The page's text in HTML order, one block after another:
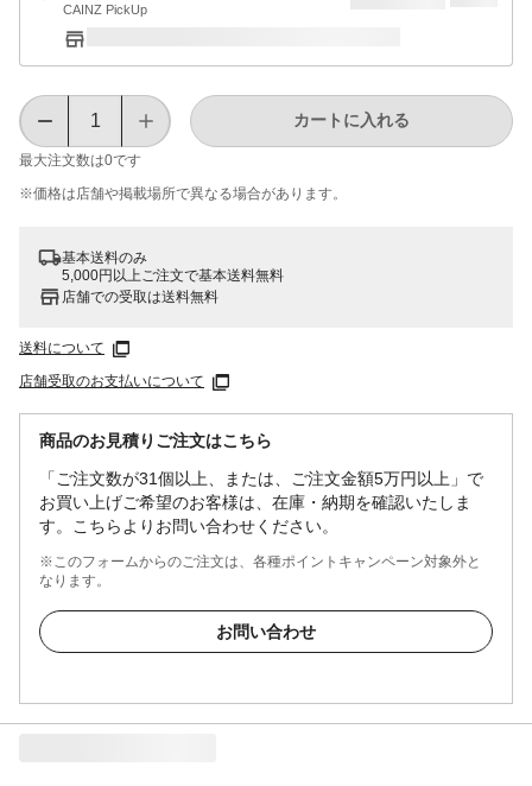
CAINZ PickUp
最大注文数は0です
カートに入れる
※価格は​店舗や​掲載場所で​異なる​場合が​あります。
基本送料のみ
5,000円以上ご注文で基本送料無料
店舗での受取は送料無料
送料について
店舗受取のお支払いについて
商品のお見積りご注文はこちら
「ご注文数が31個以上、または、ご注文金額5万円以上」で
お買い上げご希望のお客様は、在庫・納期を確認いたしま
す。こちらよりお問い合わせください。
※このフォームからのご注文は、各種ポイントキャンペーン対象外と
なります。
お問い合わせ